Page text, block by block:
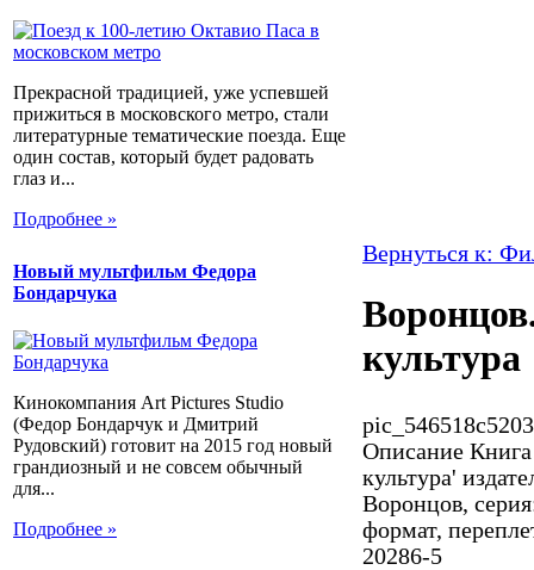
Прекрасной традицией, уже успевшей
прижиться в московского метро, стали
литературные тематические поезда. Еще
один состав, который будет радовать
глаз и...
Подробнее »
Новый мультфильм Федора
Бондарчука
Кинокомпания Art Pictures Studio
(Федор Бондарчук и Дмитрий
Рудовский) готовит на 2015 год новый
грандиозный и не совсем обычный
для...
Подробнее »
Вернуться к:
культура
Описание
культура'
Воронцов,
формат,
20286-5